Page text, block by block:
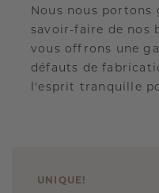
Nous nous portons
savoir-faire de nos
vous offrons une
défauts de
l'esprit tranquille
UNIQUE !